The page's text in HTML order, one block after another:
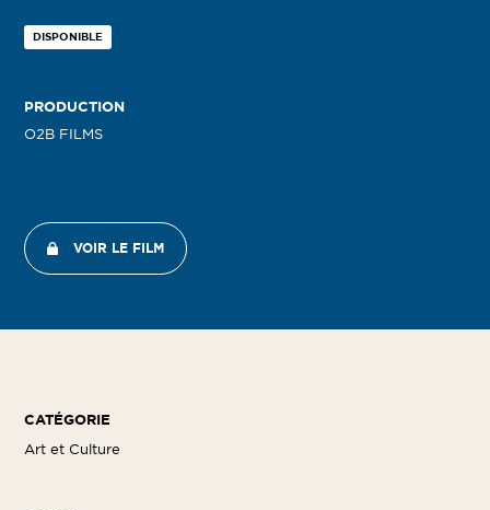
DISPONIBLE
PRODUCTION
O2B FILMS
VOIR LE FILM
CATÉGORIE
Art et Culture